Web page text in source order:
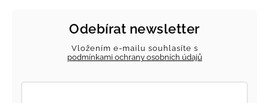
Odebírat newsletter
Vložením e-mailu souhlasíte s
podmínkami ochrany osobních údajů